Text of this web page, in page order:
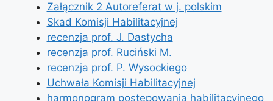
Załącznik 2 Autoreferat w j. polskim
Skad Komisji Habilitacyjnej
recenzja prof. J. Dastycha
recenzja prof. Ruciński M.
recenzja prof. P. Wysockiego
Uchwała Komisji Habilitacyjnej
harmonogram postępowania habilitacyjnego